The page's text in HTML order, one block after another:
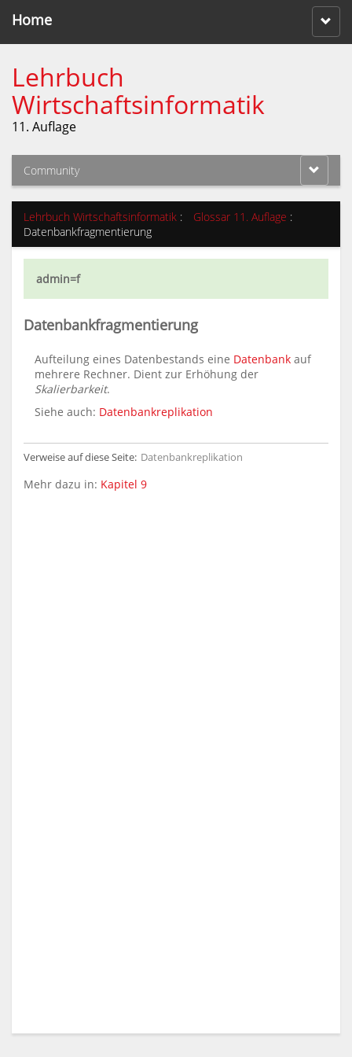
Home
Lehrbuch
Wirtschaftsinformatik
11. Auflage
Community
Lehrbuch Wirtschaftsinformatik : Glossar 11. Auflage :
Datenbankfragmentierung
admin=f
Datenbankfragmentierung
Aufteilung eines Datenbestands eine Datenbank auf
mehrere Rechner. Dient zur Erhöhung der
Skalierbarkeit.
Siehe auch: Datenbankreplikation
Verweise auf diese Seite: Datenbankreplikation
Mehr dazu in: Kapitel 9